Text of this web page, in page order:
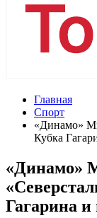
Главная
Спорт
«Динамо»
Кубка
«Динамо»
Гагарина и